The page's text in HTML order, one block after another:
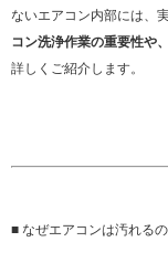
ないエアコン内部には、
コン洗浄作業の重要性や
詳しくご紹介します。
■ なぜエアコンは汚れるの